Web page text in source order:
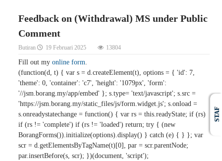
Feedback on (Withdrawal) MS under Public
Comment
Butiran 19 Februari 2025 13804
Fill out my online form
(function(d, t) { var s = d.createElement(t), options = { 'id': 7,
'theme': 0, 'container': 'c7', 'height': '1079px', 'form':
'//jsm.borang.my/app/embed' }; s.type= 'text/javascript'; s.src =
'https://jsm.borang.my/static_files/js/form.widget.js'; s.onload =
s.onreadystatechange = function() { var rs = this.readyState; if (rs)
if (rs != 'complete') if (rs != 'loaded') return; try { (new
BorangForms()).initialize(options).display() } catch (e) { } }; var
scr = d.getElementsByTagName(t)[0], par = scr.parentNode;
par.insertBefore(s, scr); })(document, 'script');
STAF